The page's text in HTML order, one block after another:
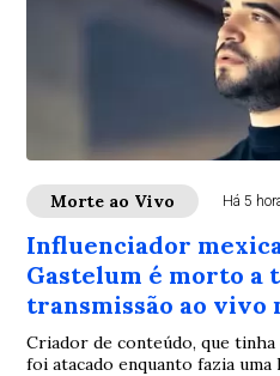
Morte ao Vivo Há 5
Influenciador
Gastelum é morto a
transmissão ao vivo
Criador de conteúdo, que
foi atacado enquanto fazia uma